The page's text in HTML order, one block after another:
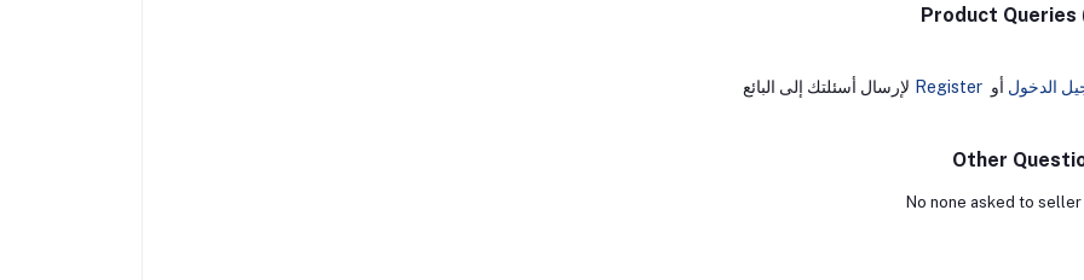
Product Queries
الدخول أو Register لإرسال أسئلتك إلى البائع
Other
No none asked to